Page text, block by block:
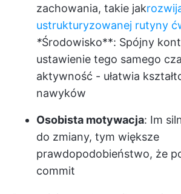
zachowania, takie jak
ustrukturyzowanej rutyny
*Środowisko**: Spójny
ustawienie tego samego
aktywność - ułatwia
nawyków
Osobista motywacja: Im
do zmiany, tym większe
prawdopodobieństwo, że
commit